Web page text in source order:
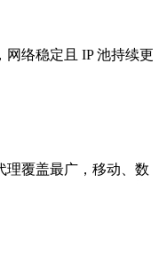
络稳定且 IP 池持续更
理覆盖最广，移动、数